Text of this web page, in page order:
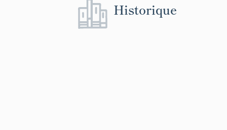
Historique